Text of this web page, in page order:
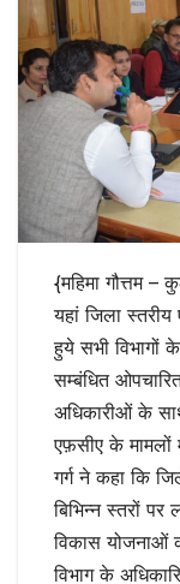
{महिमा गौत्तम
यहां जिला
हुये सभी विभागों
सम्बंधित
अधिकारीओं के
एफ़सीए के
गर्ग ने कहा कि
बिभिन्न स्तरों
विकास योजनाओं
विभाग के